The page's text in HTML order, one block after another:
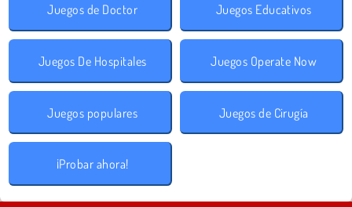
Juegos de Doctor Juegos Educativos
Juegos De Hospitales Juegos Operate Now
Juegos populares Juegos de Cirugía
¡Probar ahora!